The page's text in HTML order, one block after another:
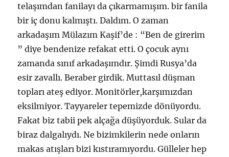
telaşımdan fanilayı da çıkarmamışım. bir fanila
bir iç donu kalmıştı. Daldım. O zaman
arkadaşım Mülazım Kaşif’de : “Ben de girerim
” diye bendenize refakat etti. O çocuk aynı
zamanda sınıf arkadaşımdır. Şimdi Rusya’da
esir zavallı. Beraber girdik. Muttasıl düşman
topları ateş ediyor. Monitörler,karşımızdan
eksilmiyor. Tayyareler tepemizde dönüyordu.
Fakat biz tabii pek alçağa düşüyorduk. Sular da
biraz dalgalıydı. Ne bizimkilerin nede onların
makas atışları bizi kıstıramıyordu. Gülleler hep